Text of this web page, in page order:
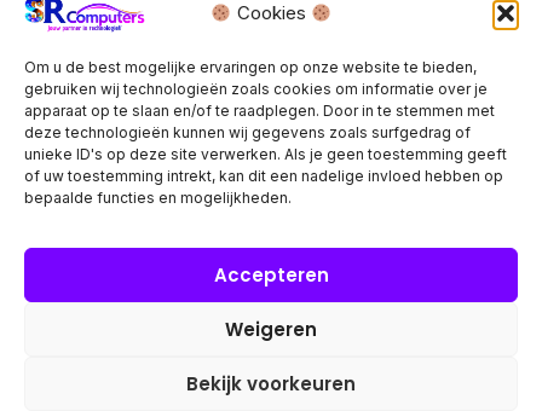
Cookies
Om u de best mogelijke ervaringen op onze website te bieden,
gebruiken wij technologieën zoals cookies om informatie over je
apparaat op te slaan en/of te raadplegen. Door in te stemmen met
deze technologieën kunnen wij gegevens zoals surfgedrag of
unieke ID's op deze site verwerken. Als je geen toestemming geeft
of uw toestemming intrekt, kan dit een nadelige invloed hebben op
bepaalde functies en mogelijkheden.
Accepteren
Weigeren
Bekijk voorkeuren
Herroeping aanvragen →
Bedrijf? vraag een account aan voor speciale prijzen!
groothandel account, dan worden automatisch alle prijzen